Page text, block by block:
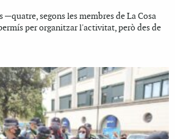
segons les membres de La Cosa
per organitzar l'activitat, però des de